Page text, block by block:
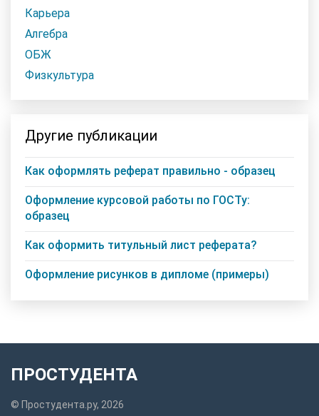
Карьера
Алгебра
ОБЖ
Физкультура
Другие публикации
Как оформлять реферат правильно - образец
Оформление курсовой работы по ГОСТу:
образец
Как оформить титульный лист реферата?
Оформление рисунков в дипломе (примеры)
ПРОСТУДЕНТА
© Простудента.ру, 2026